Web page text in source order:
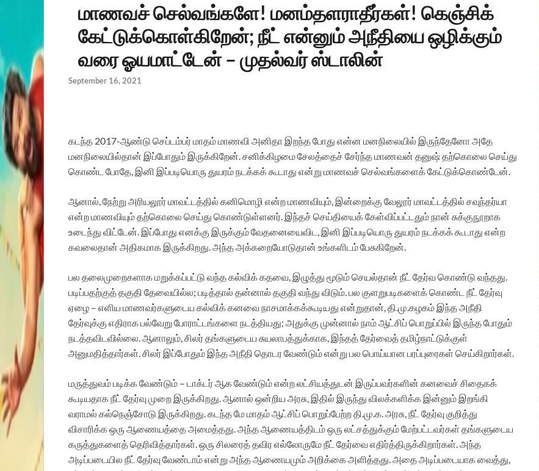
மாணவச் செல்வங்களே! மனம்தளராதீர்கள்! கெஞ்சிக்
கேட்டுக்கொள்கிறேன்; நீட் என்னும் அநீதியை ஒழிக்கும்
வரை ஓயமாட்டேன் – முதல்வர் ஸ்டாலின்
September 16, 2021
கடந்த 2017-ஆண்டு செப்டம்பர் மாதம் மாணவி அனிதா இறந்த போது என்ன மனநிலையில் இருந்தேனோ அதே
மனநிலையில்தான் இப்போதும் இருக்கிறேன். சனிக்கிழமை சேலத்தைச் சேர்ந்த மாணவன் தனுஷ் தற்கொலை செய்து
கொண்ட போதே, இனி இப்படியொரு துயரம் நடக்கக் கூடாது என்று மாணவச் செல்வங்களைக் கேட்டுக்கொண்டேன்.
ஆனால், நேற்று அரியலூர் மாவட்டத்தில் கனிமொழி என்ற மாணவியும், இன்றைக்கு வேலூர் மாவட்டத்தில் சவுந்தர்யா
என்ற மாணவியும் தற்கொலை செய்து கொண்டுள்ளனர். இந்தச் செய்தியைக் கேள்விப்பட்டதும் நான் சுக்குநூறாக
உடைந்து விட்டேன். இப்போது எனக்கு இருக்கும் வேதனையைவிட, இனி இப்படியொரு துயரம் நடக்கக் கூடாது என்ற
கவலைதான் அதிகமாக இருக்கிறது. அந்த அக்கறையோடுதான் உங்களிடம் பேசுகிறேன்.
பல தலைமுறைகளாக மறுக்கப்பட்டு வந்த கல்விக் கதவை, இழுத்து மூடும் செயல்தான் நீட் தேர்வ கொண்டு வந்தது.
படிப்பதற்குத் தகுதி தேவையில்ல; படித்தால் தன்னால் தகுதி வந்து விடும். பல குளறுபடிகளைக் கொண்ட நீட் தேர்வு
ஏழை – எளிய மாணவர்களுடைய கல்விக் கனவை நாசமாக்கக்கூடியது என்றுதான், தி.மு.கழகம் இந்த அநீதி
தேர்வுக்கு எதிராக பல்வேறு போராட்டங்களை நடத்தியது; அதுக்கு முன்னால் நாம் ஆட்சிப் பொறுப்பில் இருந்த போதும்
நடத்தவிடவில்லை. ஆனாலும், சிலர் தங்களுடைய சுயலாபத்துக்காக, இந்தத் தேர்வைத் தமிழ்நாட்டுக்குள்
அனுமதித்தார்கள். சிலர் இப்போதும் இந்த அநீதி தொடர வேண்டும் என்று பல பொய்யான பரப்புரைகள் செய்கிறார்கள்.
மருத்துவம் படிக்க வேண்டும் – டாக்டர் ஆக வேண்டும் என்ற லட்சியத்துடன் இருப்பவர்களின் கனவைச் சிதைகக்
கூடியதாக நீட் தேர்வு முறை இருக்கிறது.ஆனால் ஒன்றிய அரசு, இதில் இருந்து விலக்களிக்க இன்னும் இறங்கி
வராமல் கல்நெஞ்சோடு இருக்கிறது.கடந்த மே மாதம் ஆட்சிப் பொறுப்பேற்ற தி.மு.க. அரசு, நீட் தேர்வு குறித்து
விசாரிக்க ஒரு ஆணையத்தை அமைத்தது. அந்த ஆணையத்திடம் ஒரு லட்சத்துக்கும் மேற்பட்டவர்கள் தங்களுடைய
கருத்துகளைத் தெரிவித்தார்கள். ஒரு சிலரைத் தவிர எல்லோருமே நீட் தேர்வை எதிர்த்திருக்கிறார்கள். அந்த
அடிப்படையில நீட் தேர்வு வேண்டாம் என்று அந்த ஆணையமும் அறிக்கை அளித்தது.அதை அடிப்படையாக வைத்து,